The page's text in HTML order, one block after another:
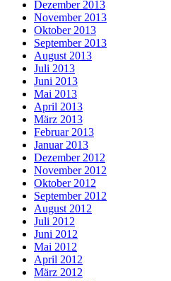
Dezember 2013
November 2013
Oktober 2013
September 2013
August 2013
Juli 2013
Juni 2013
Mai 2013
April 2013
März 2013
Februar 2013
Januar 2013
Dezember 2012
November 2012
Oktober 2012
September 2012
August 2012
Juli 2012
Juni 2012
Mai 2012
April 2012
März 2012